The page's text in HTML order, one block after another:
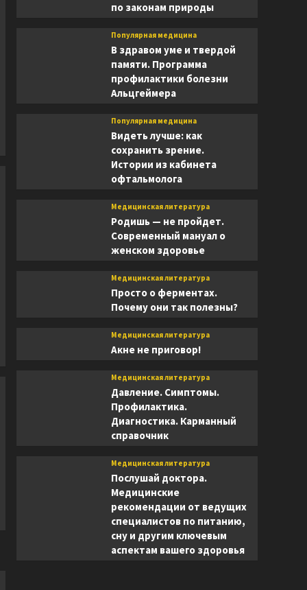
по законам природы
Популярная медицина
В здравом уме и твердой
памяти. Программа
профилактики болезни
Альцгеймера
Популярная медицина
Видеть лучше: как
сохранить зрение.
Истории из кабинета
офтальмолога
Медицинская литература
Родишь — не пройдет.
Современный мануал о
женском здоровье
Медицинская литература
Просто о ферментах.
Почему они так полезны?
Медицинская литература
Акне не приговор!
Медицинская литература
Давление. Симптомы.
Профилактика.
Диагностика. Карманный
справочник
Медицинская литература
Послушай доктора.
Медицинские
рекомендации от ведущих
специалистов по питанию,
сну и другим ключевым
аспектам вашего здоровья